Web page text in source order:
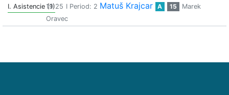
I. Asistencie (1)19:25 I Period: 2 Matuš Krajcar A 15
Marek
Oravec